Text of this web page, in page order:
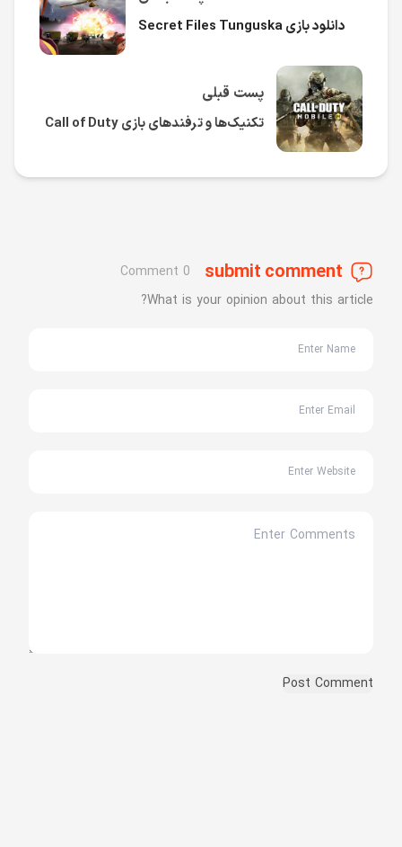
پست قبلی
تکنیک‌ها و ترفندهای بازی Call of Duty
دانلود بازی Secret Files Tunguska
submit comment
0 Comment
What is your opinion about this article?